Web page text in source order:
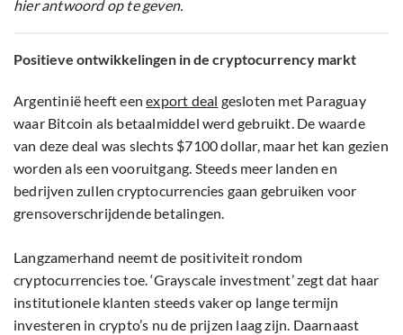
hier antwoord op te geven.
Positieve ontwikkelingen in de cryptocurrency markt
Argentinië heeft eenexport deal gesloten met Paraguay
waar Bitcoin als betaalmiddel werd gebruikt. De waarde
van deze deal was slechts $7100 dollar, maar het kan gezien
worden als een vooruitgang. Steeds meer landen en
bedrijven zullen cryptocurrencies gaan gebruiken voor
grensoverschrijdende betalingen.
Langzamerhand neemt de positiviteit rondom
cryptocurrencies toe. ‘Grayscale investment’ zegt dat haar
institutionele klanten steeds vaker op lange termijn
investeren in crypto’s nu de prijzen laag zijn. Daarnaast